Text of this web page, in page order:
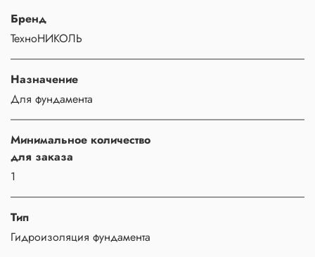
Бренд
ТехноНИКОЛЬ
Назначение
Для фундамента
Минимальное количество
для заказа
1
Тип
Гидроизоляция фундамента